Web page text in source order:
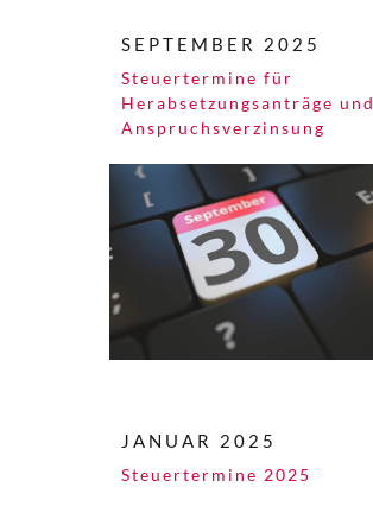
SEPTEMBER 2025
Steuertermine für
Herabsetzungsanträge und
Anspruchsverzinsung
JANUAR 2025
Steuertermine 2025